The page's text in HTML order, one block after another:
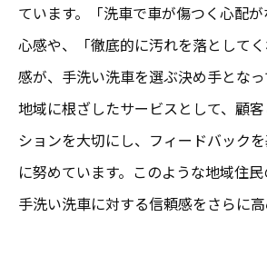
ています。「洗車で車が傷つく心配
心感や、「徹底的に汚れを落として
感が、手洗い洗車を選ぶ決め手となっ
地域に根ざしたサービスとして、顧
ションを大切にし、フィードバック
に努めています。このような地域住
手洗い洗車に対する信頼感をさらに高